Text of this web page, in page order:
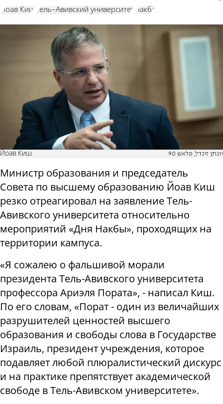
Йоав Киш Тель-Авивский университет Накба
Йоав Киш יונתן זינדל, פלאש 90
Министр образования и председатель
Совета по высшему образованию Йоав Киш
резко отреагировал на заявление Тель-
Авивского университета относительно
мероприятий «Дня Накбы», проходящих на
территории кампуса.
«Я сожалею о фальшивой морали
президента Тель-Авивского университета
профессора Ариэля Пората», - написал Киш.
По его словам, «Порат - один из величайших
разрушителей ценностей высшего
образования и свободы слова в Государстве
Израиль, президент учреждения, которое
подавляет любой плюралистический дискурс
и на практике препятствует академической
свободе в Тель-Авивском университете».